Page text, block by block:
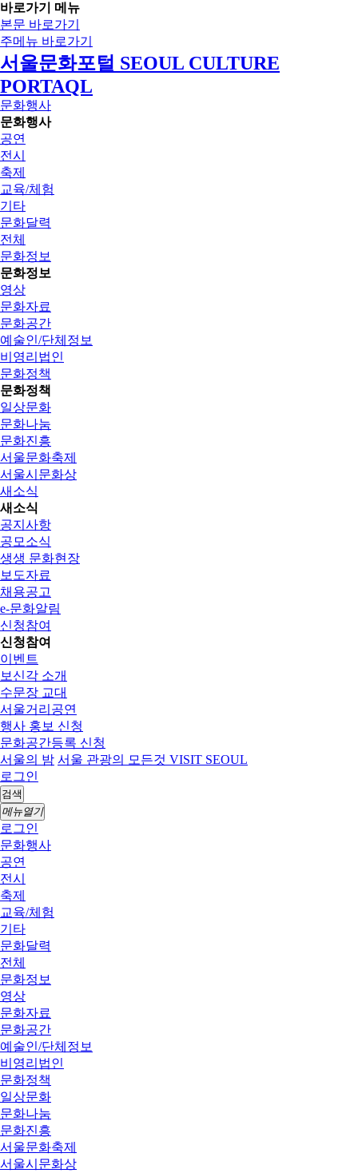
바로가기 메뉴
본문 바로가기
주메뉴 바로가기
서울문화포털 SEOUL CULTURE
PORTAQL
문화행사
문화행사
공연
전시
축제
교육/체험
기타
문화달력
전체
문화정보
문화정보
영상
문화자료
문화공간
예술인/단체정보
비영리법인
문화정책
문화정책
일상문화
문화나눔
문화진흥
서울문화축제
서울시문화상
새소식
새소식
공지사항
공모소식
생생 문화현장
보도자료
채용공고
e-문화알림
신청참여
신청참여
이벤트
보신각 소개
수문장 교대
서울거리공연
행사 홍보 신청
문화공간등록 신청
서울의 밤 서울 관광의 모든것 VISIT SEOUL
로그인
검색
메뉴열기
로그인
문화행사
공연
전시
축제
교육/체험
기타
문화달력
전체
문화정보
영상
문화자료
문화공간
예술인/단체정보
비영리법인
문화정책
일상문화
문화나눔
문화진흥
서울문화축제
서울시문화상